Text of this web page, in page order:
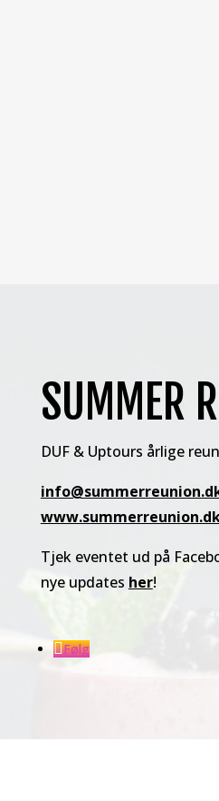
SUMMER
DUF & Uptours årlige
Tjek eventet ud på
nye updates her!
Følg